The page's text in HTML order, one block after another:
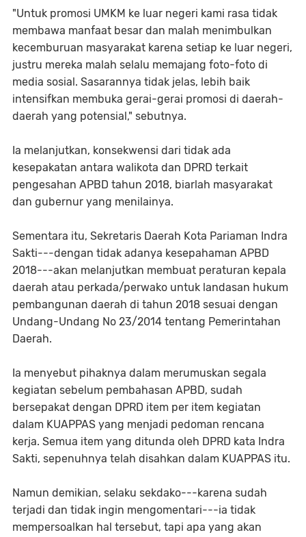
"Untuk promosi UMKM ke luar negeri kami rasa tidak
membawa manfaat besar dan malah menimbulkan
kecemburuan masyarakat karena setiap ke luar negeri,
justru mereka malah selalu memajang foto-foto di
media sosial. Sasarannya tidak jelas, lebih baik
intensifkan membuka gerai-gerai promosi di daerah-
daerah yang potensial," sebutnya.
Ia melanjutkan, konsekwensi dari tidak ada
kesepakatan antara walikota dan DPRD terkait
pengesahan APBD tahun 2018, biarlah masyarakat
dan gubernur yang menilainya.
Sementara itu, Sekretaris Daerah Kota Pariaman Indra
Sakti---dengan tidak adanya kesepahaman APBD
2018---akan melanjutkan membuat peraturan kepala
daerah atau perkada/perwako untuk landasan hukum
pembangunan daerah di tahun 2018 sesuai dengan
Undang-Undang No 23/2014 tentang Pemerintahan
Daerah.
Ia menyebut pihaknya dalam merumuskan segala
kegiatan sebelum pembahasan APBD, sudah
bersepakat dengan DPRD item per item kegiatan
dalam KUAPPAS yang menjadi pedoman rencana
kerja. Semua item yang ditunda oleh DPRD kata Indra
Sakti, sepenuhnya telah disahkan dalam KUAPPAS itu.
Namun demikian, selaku sekdako---karena sudah
terjadi dan tidak ingin mengomentari---ia tidak
mempersoalkan hal tersebut, tapi apa yang akan